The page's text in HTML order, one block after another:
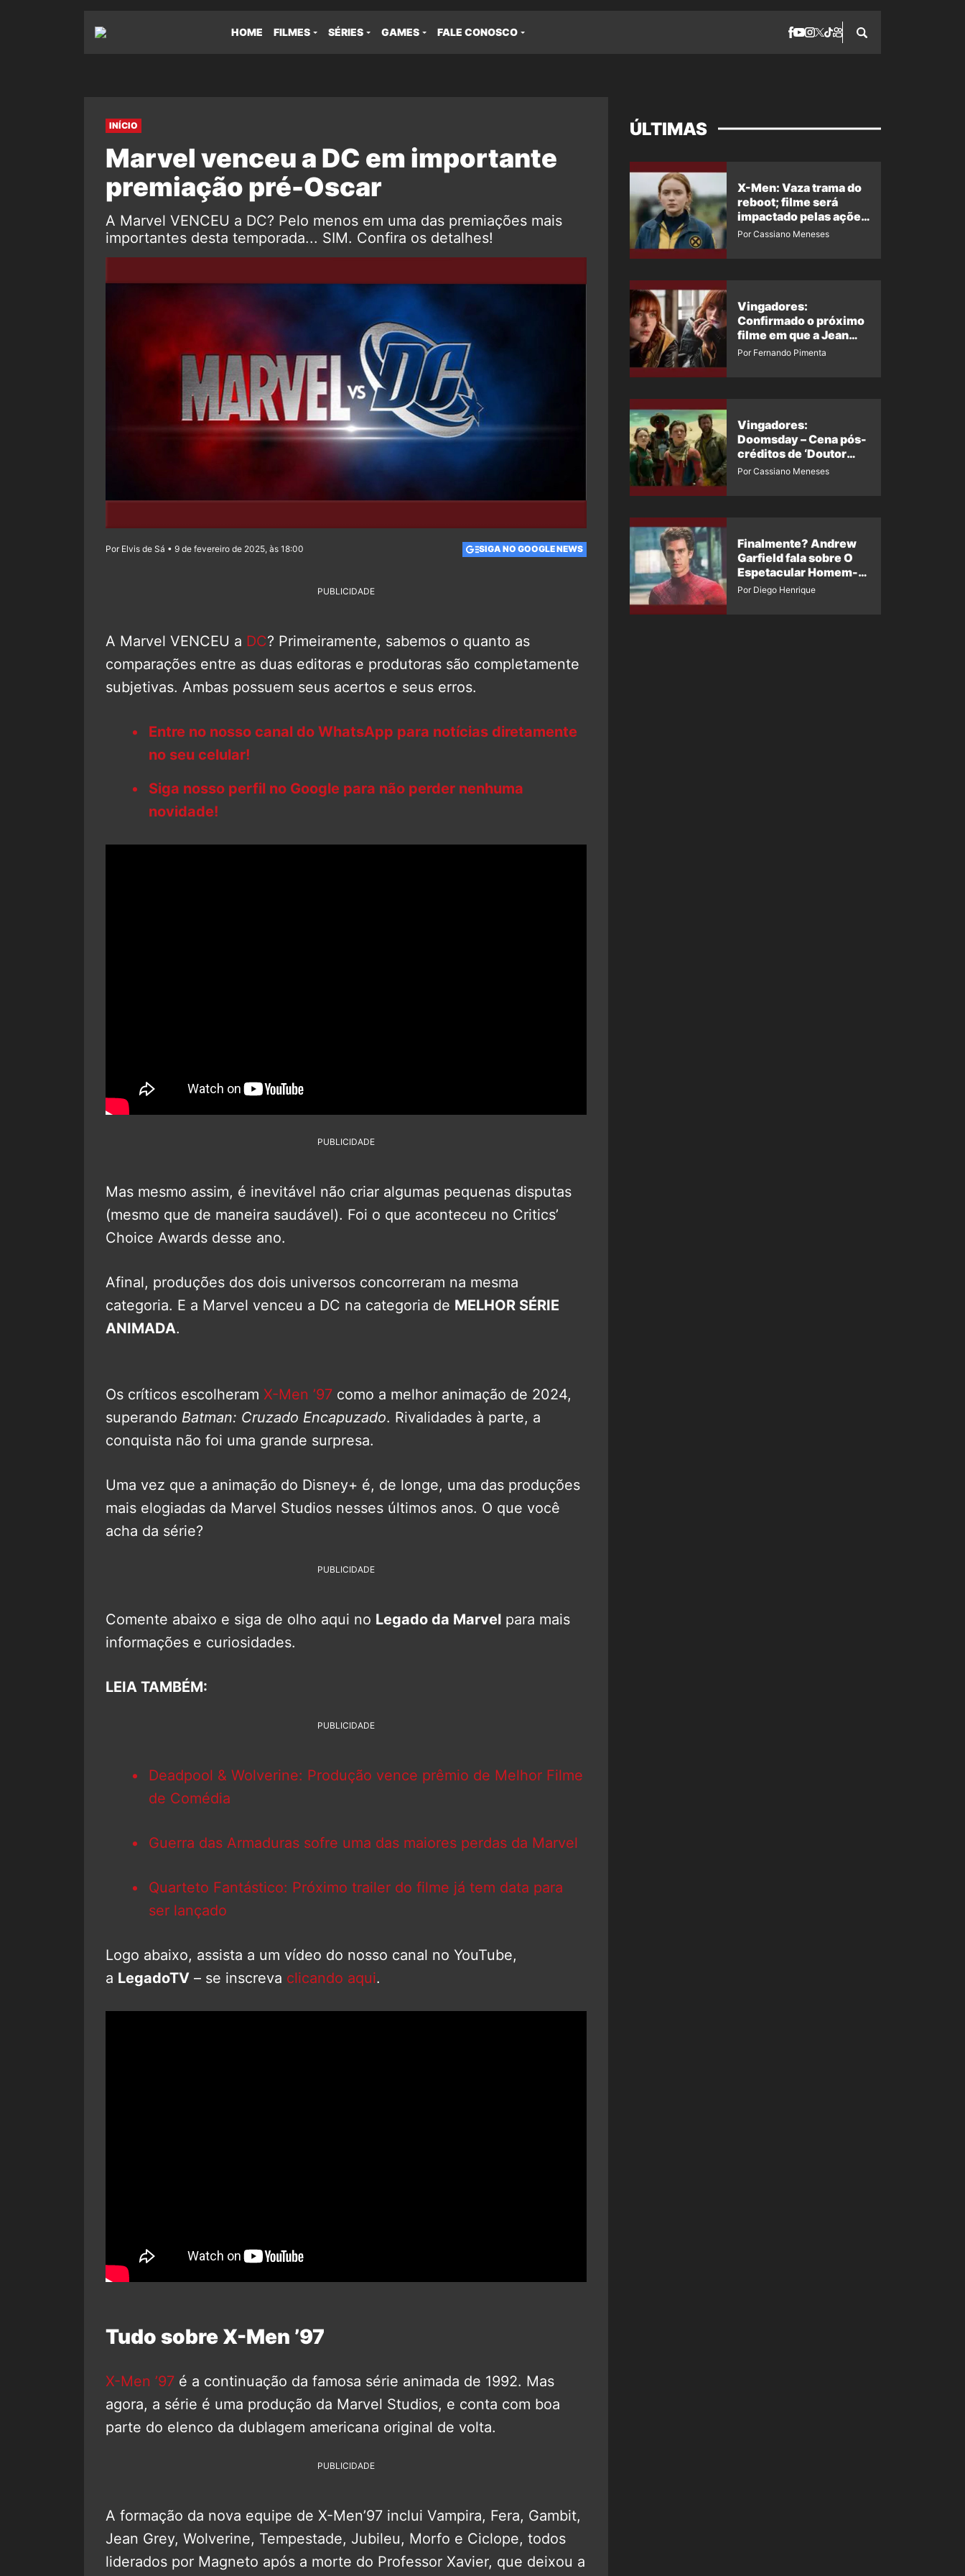
HOME FILMES SÉRIES GAMES FALE CONOSCO
INÍCIO
Marvel venceu a DC em importante
premiação pré-Oscar
A Marvel VENCEU a DC? Pelo menos em uma das premiações mais
importantes desta temporada... SIM. Confira os detalhes!
Por Elvis de Sá • 9 de fevereiro de 2025, às 18:00 SIGA NO GOOGLE NEWS
PUBLICIDADE
A Marvel VENCEU a DC? Primeiramente, sabemos o quanto as
comparações entre as duas editoras e produtoras são completamente
subjetivas. Ambas possuem seus acertos e seus erros.
Entre no nosso canal do WhatsApp para notícias diretamente
no seu celular!
Siga nosso perfil no Google para não perder nenhuma
novidade!
PUBLICIDADE
Mas mesmo assim, é inevitável não criar algumas pequenas disputas
(mesmo que de maneira saudável). Foi o que aconteceu no Critics’
Choice Awards desse ano.
Afinal, produções dos dois universos concorreram na mesma
categoria. E a Marvel venceu a DC na categoria de MELHOR SÉRIE
ANIMADA.
Os críticos escolheram X-Men ’97 como a melhor animação de 2024,
superando Batman: Cruzado Encapuzado. Rivalidades à parte, a
conquista não foi uma grande surpresa.
Uma vez que a animação do Disney+ é, de longe, uma das produções
mais elogiadas da Marvel Studios nesses últimos anos. O que você
acha da série?
PUBLICIDADE
Comente abaixo e siga de olho aqui no Legado da Marvel para mais
informações e curiosidades.
LEIA TAMBÉM:
PUBLICIDADE
Deadpool & Wolverine: Produção vence prêmio de Melhor Filme
de Comédia
Guerra das Armaduras sofre uma das maiores perdas da Marvel
Quarteto Fantástico: Próximo trailer do filme já tem data para
ser lançado
Logo abaixo, assista a um vídeo do nosso canal no YouTube,
a LegadoTV – se inscreva clicando aqui.
Tudo sobre X-Men ’97
X-Men ’97 é a continuação da famosa série animada de 1992. Mas
agora, a série é uma produção da Marvel Studios, e conta com boa
parte do elenco da dublagem americana original de volta.
PUBLICIDADE
A formação da nova equipe de X-Men’97 inclui Vampira, Fera, Gambit,
Jean Grey, Wolverine, Tempestade, Jubileu, Morfo e Ciclope, todos
liderados por Magneto após a morte do Professor Xavier, que deixou a
ÚLTIMAS
X-Men: Vaza trama do
reboot; filme será
impactado pelas ações
de Jean Grey em
Por Cassiano Meneses
Vingadores:
Confirmado o próximo
filme em que a Jean
Grey irá aparecer
Por Fernando Pimenta
Vingadores:
Doomsday – Cena pós-
créditos de ‘Doutor
Destino’ é revelada
Por Cassiano Meneses
Finalmente? Andrew
Garfield fala sobre O
Espetacular Homem-
Aranha 3
Por Diego Henrique